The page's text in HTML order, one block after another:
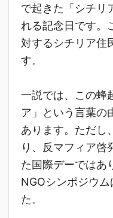
で起きた「シチリ
れる記念日です。
対するシチリア住
す。
一説では、この蜂
ア」という言葉の
あります。ただし
り、反マフィア啓
た国際デーではあ
NGOシンポジウ
た。